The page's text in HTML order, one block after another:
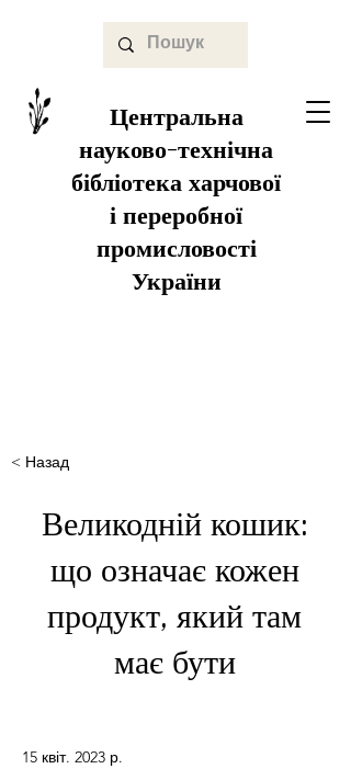
Центральна
науково-технічна
бібліотека харчової
і переробної
промисловості
України
< Назад
Великодній кошик:
що означає кожен
продукт, який там
має бути
15 квіт. 2023 р.